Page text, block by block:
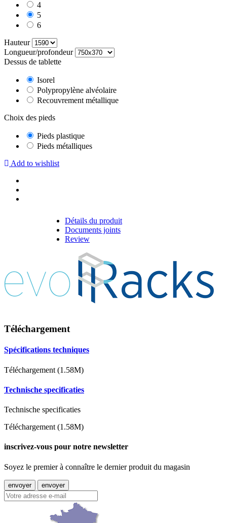
4
5
6
Hauteur
Longueur/profondeur
Dessus de tablette
Isorel
Polypropylène alvéolaire
Recouvrement métallique
Choix des pieds
Pieds plastique
Pieds métalliques
Add to wishlist
Détails du produit
Documents joints
Review
Téléchargement
Spécifications techniques
Téléchargement (1.58M)
Technische specificaties
Technische specificaties
Téléchargement (1.58M)
inscrivez-vous pour notre newsletter
Soyez le premier à connaître le dernier produit du magasin